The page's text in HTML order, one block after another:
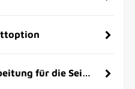
für die Seitenflächen